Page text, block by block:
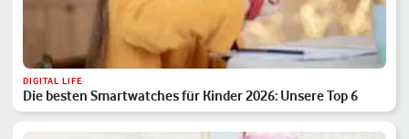
DIGITAL LIFE
Die besten Smartwatches für Kinder 2026: Unsere Top 6